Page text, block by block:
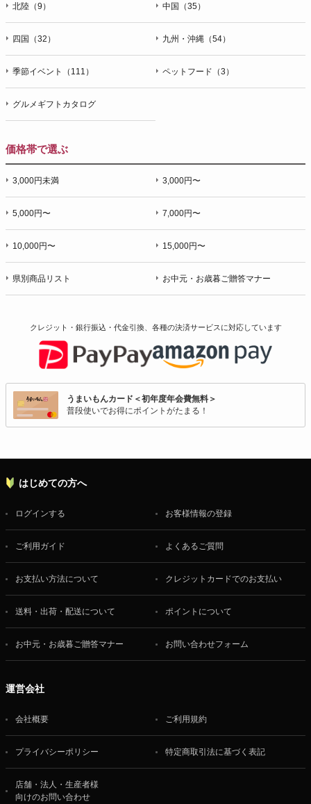
北陸（9） 中国（35）
四国（32） 九州・沖縄（54）
季節イベント（111） ペットフード（3）
グルメギフトカタログ
価格帯で選ぶ
3,000円未満 3,000円〜
5,000円〜 7,000円〜
10,000円〜 15,000円〜
県別商品リスト お中元・お歳暮ご贈答マナー
クレジット・銀行振込・代金引換、各種の決済サービスに対応しています
うまいもんカード＜初年度年会費無料＞
普段使いでお得にポイントがたまる！
はじめての方へ
ログインする お客様情報の登録
ご利用ガイド よくあるご質問
お支払い方法について クレジットカードでのお支払い
送料・出荷・配送について ポイントについて
お中元・お歳暮ご贈答マナー お問い合わせフォーム
運営会社
会社概要 ご利用規約
プライバシーポリシー 特定商取引法に基づく表記
店舗・法人・生産者様
向けのお問い合わせ